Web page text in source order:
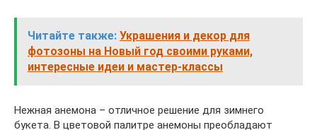
Читайте также: Украшения и декор для
фотозоны на Новый год своими руками,
интересные идеи и мастер-классы
Нежная анемона – отличное решение для зимнего
букета. В цветовой палитре анемоны преобладают